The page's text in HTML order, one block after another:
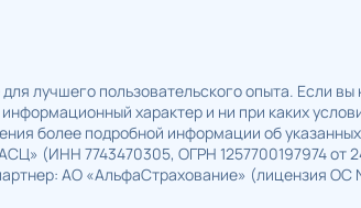
лучшего пользовательского опыта. Если
характер и ни при каких
более подробной информации об
(ИНН 7743470305, ОГРН 1257700197974 от
АО «АльфаСтрахование» (лицензия ОС №